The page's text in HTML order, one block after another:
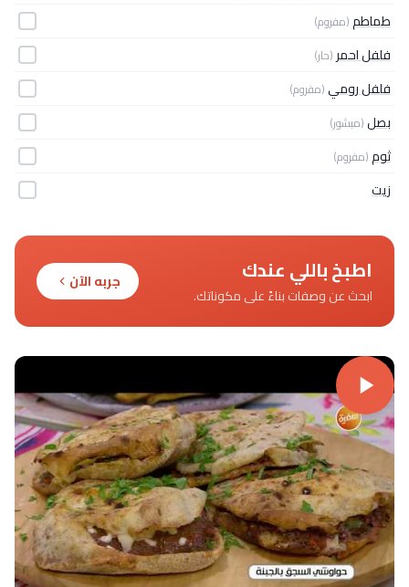
طماطم(مفروم)
فلفل احمر (حار)
فلفل رومي (مفروم)
بصل(مبشور)
ثوم(مفروم)
زيت
اطبخ باللي عندك
ابحث عن وصفات بناءً على مكوناتك.
جربه الآن